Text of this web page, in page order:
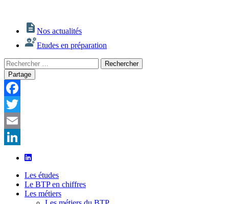
Nos actualités
Etudes en préparation
Rechercher
:
Rechercher
Partage
Facebook
Twitter
Email
LinkedIn
Les études
Le BTP en chiffres
Les métiers